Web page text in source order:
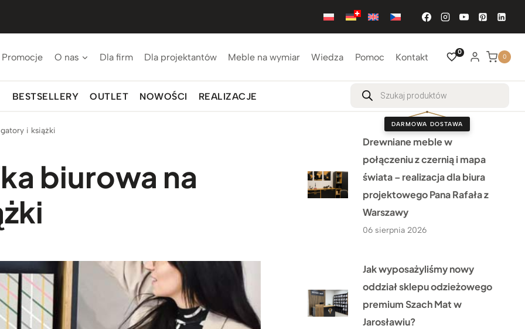
Promocje O nas Dla firm Dla projektantów Meble na wymiar Wiedza Pomoc Kontakt 0
0
BESTSELLERY OUTLET NOWOŚCI REALIZACJE
Wyszukiwarka
produktów
DARMOWA DOSTAWA
i książki
biurowa na
Drewniane meble w
połączeniu z czernią i mapa
świata – realizacja dla biura
projektowego Pana Rafała z
Warszawy
06 sierpnia 2026
Jak wyposażyliśmy nowy
oddział sklepu odzieżowego
premium Szach Mat w
Jarosławiu?